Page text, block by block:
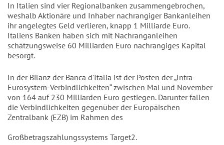
In Italien sind vier Regionalbanken zusammengebrochen,
weshalb Aktionäre und Inhaber nachrangiger Bankanleihen
ihr angelegtes Geld verlieren, knapp 1 Milliarde Euro.
Italiens Banken haben sich mit Nachranganleihen
schätzungsweise 60 Milliarden Euro nachrangiges Kapital
besorgt.
In der Bilanz der Banca d'Italia ist der Posten der „Intra-
Eurosystem-Verbindlichkeiten“ zwischen Mai und November
von 164 auf 230 Milliarden Euro gestiegen. Darunter fallen
die Verbindlichkeiten gegenüber der Europäischen
Zentralbank (EZB) im Rahmen des
Großbetragszahlungssystems Target2.